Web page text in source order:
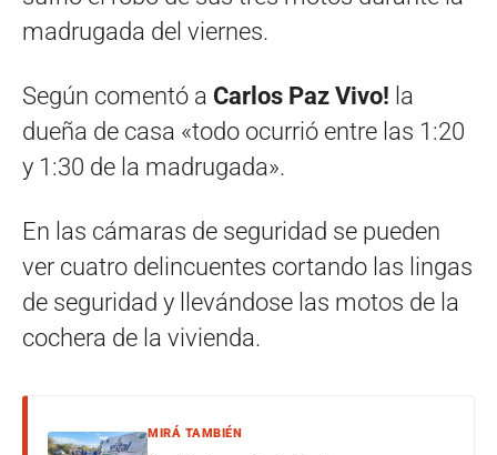
madrugada del viernes.
Según comentó a Carlos Paz Vivo! la
dueña de casa «todo ocurrió entre las 1:20
y 1:30 de la madrugada».
En las cámaras de seguridad se pueden
ver cuatro delincuentes cortando las lingas
de seguridad y llevándose las motos de la
cochera de la vivienda.
MIRÁ TAMBIÉN